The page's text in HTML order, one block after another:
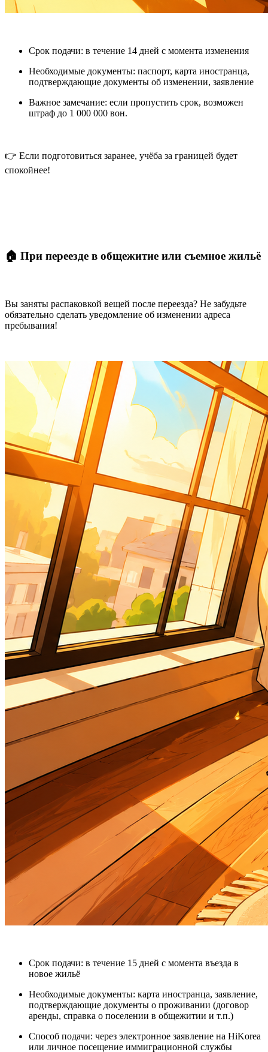
Срок подачи: в течение 14 дней с момента изменения
Необходимые документы: паспорт, карта иностранца,
подтверждающие документы об изменении, заявление
Важное замечание: если пропустить срок, возможен
штраф до 1 000 000 вон.
👉 Если подготовиться заранее, учёба за границей будет
спокойнее!
🏠 При переезде в общежитие или съемное жильё
Вы заняты распаковкой вещей после переезда? Не забудьте
обязательно сделать уведомление об изменении адреса
пребывания!
Срок подачи: в течение 15 дней с момента въезда в
новое жильё
Необходимые документы: карта иностранца, заявление,
подтверждающие документы о проживании (договор
аренды, справка о поселении в общежитии и т.п.)
Способ подачи: через электронное заявление на HiKorea
или личное посещение иммиграционной службы